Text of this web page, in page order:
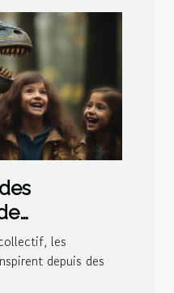
les fêtes à
les
depuis des